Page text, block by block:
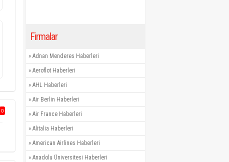
0
Firmalar
» Adnan Menderes Haberleri
» Aeroflot Haberleri
» AHL Haberleri
» Air Berlin Haberleri
» Air France Haberleri
» Alitalia Haberleri
» American Airlines Haberleri
» Anadolu Üniversitesi Haberleri